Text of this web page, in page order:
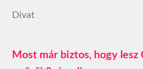
Divat
Most már biztos, hogy lesz